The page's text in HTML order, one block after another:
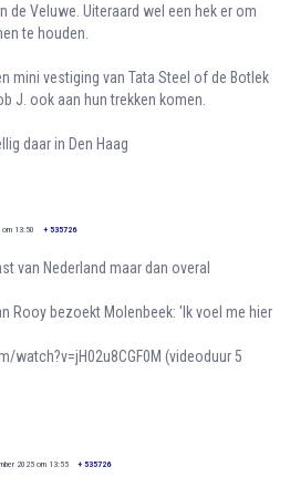
de Veluwe. Uiteraard wel een hek er om
te houden.
mini vestiging van Tata Steel of de Botlek
J. ook aan hun trekken komen.
daar in Den Haag
om 13:50 + 535726
van Nederland maar dan overal
Rooy bezoekt Molenbeek: 'Ik voel me hier
watch?v=jH02u8CGF0M (videoduur 5
2025 om 13:55 + 535726